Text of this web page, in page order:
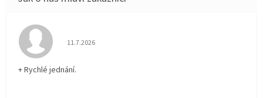
Hodnocení obchodu je 5 z 5 hvězdiček.
11.7.2026
+ Rychlé jednání.